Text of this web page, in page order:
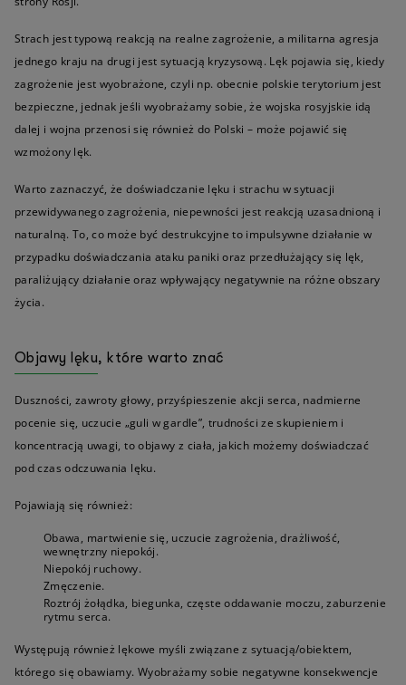
Strach jest typową reakcją na realne zagrożenie, a militarna agresja
jednego kraju na drugi jest sytuacją kryzysową. Lęk pojawia się, kiedy
zagrożenie jest wyobrażone, czyli np. obecnie polskie terytorium jest
bezpieczne, jednak jeśli wyobrażamy sobie, że wojska rosyjskie idą
dalej i wojna przenosi się również do Polski – może pojawić się
wzmożony lęk.
Warto zaznaczyć, że doświadczanie lęku i strachu w sytuacji
przewidywanego zagrożenia, niepewności jest reakcją uzasadnioną i
naturalną. To, co może być destrukcyjne to impulsywne działanie w
przypadku doświadczania ataku paniki oraz przedłużający się lęk,
paraliżujący działanie oraz wpływający negatywnie na różne obszary
życia.
Objawy lęku, które warto znać
Duszności, zawroty głowy, przyśpieszenie akcji serca, nadmierne
pocenie się, uczucie „guli w gardle”, trudności ze skupieniem i
koncentracją uwagi, to objawy z ciała, jakich możemy doświadczać
pod czas odczuwania lęku.
Pojawiają się również:
Obawa, martwienie się, uczucie zagrożenia, drażliwość,
wewnętrzny niepokój.
Niepokój ruchowy.
Zmęczenie.
Roztrój żołądka, biegunka, częste oddawanie moczu, zaburzenie
rytmu serca.
Występują również lękowe myśli związane z sytuacją/obiektem,
którego się obawiamy. Wyobrażamy sobie negatywne konsekwencje